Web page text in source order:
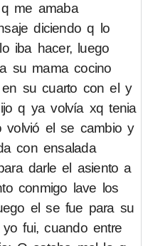
me amaba
diciendo q lo
iba hacer, luego
su mama cocino
su cuarto con el y
q ya volvía xq tenia
volvió el se cambio y
con ensalada
darle el asiento a
conmigo lave los
el se fue para su
fui, cuando entre